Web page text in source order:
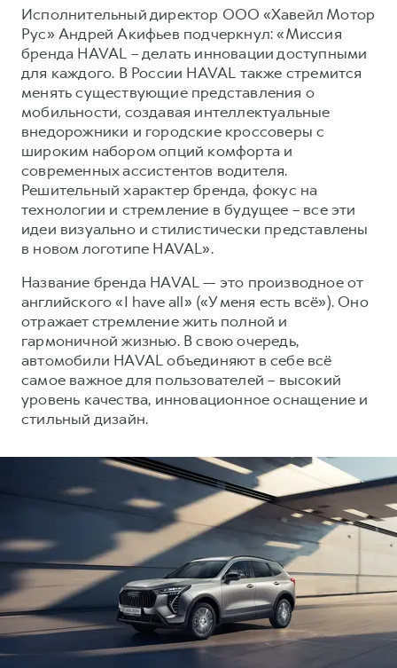
F7
от 2 899 000 ₽
F7X
от 3 599 000 ₽
POER
от 3 449 000 ₽
Кредит
КОРПОРАТИВНЫМ КЛИЕНТАМ
Для малого бизнеса
Корпоративным клиентам
Крупным корпоративным клиентам
Система управления автопарком
Сервис для корпоративных клиентов
HAVAL Лизинг
АКСЕССУАРЫ HAVAL
Автомобильные аксессуары
Коллекция CITY
Коллекция Базовая
Коллекция Детская
ПОДДЕРЖКА
GWM Безопасность
Гарантия HAVAL
Мобильное приложение GWM
Программа «HAVAL Защита+»
Руководства по эксплуатации
АКСЕССУАРЫ HAVAL
Автомобильные аксессуары
Коллекция CITY
Коллекция Базовая
Коллекция Детская
Исполнительный директор ООО «Хавейл Мотор
Рус» Андрей Акифьев подчеркнул: «Миссия
бренда HAVAL – делать инновации доступными
для каждого. В России HAVAL также стремится
менять существующие представления о
мобильности, создавая интеллектуальные
внедорожники и городские кроссоверы с
широким набором опций комфорта и
современных ассистентов водителя.
Решительный характер бренда, фокус на
технологии и стремление в будущее – все эти
идеи визуально и стилистически представлены
в новом логотипе HAVAL».
Название бренда HAVAL — это производное от
английского «I have all» («У меня есть всё»). Оно
отражает стремление жить полной и
гармоничной жизнью. В свою очередь,
автомобили HAVAL объединяют в себе всё
самое важное для пользователей – высокий
уровень качества, инновационное оснащение и
стильный дизайн.